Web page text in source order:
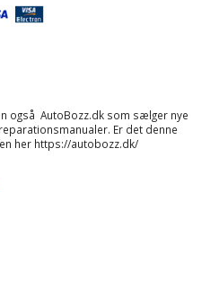
også AutoBozz.dk som sælger nye
reparationsmanualer. Er det denne
her https://autobozz.dk/